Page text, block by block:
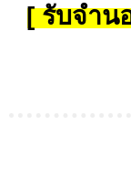
[ รับจำน